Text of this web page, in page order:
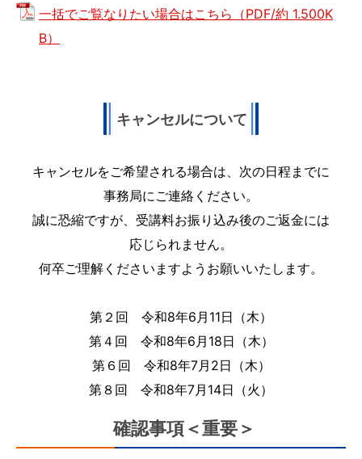
一括でご覧なりたい場合はこちら（PDF/約 1.500K
B）
キャンセルについて
キャンセルをご希望される場合は、次の日程までに
事務局にご連絡ください。
誠に恐縮ですが、受講料お振り込み後のご返金には
応じられません。
何卒ご理解くださいますようお願いいたします。
第２回 令和8年6月11日（木）
第４回 令和8年6月18日（木）
第６回 令和8年7月2日（木）
第８回 令和8年7月14日（火）
確認事項＜重要＞